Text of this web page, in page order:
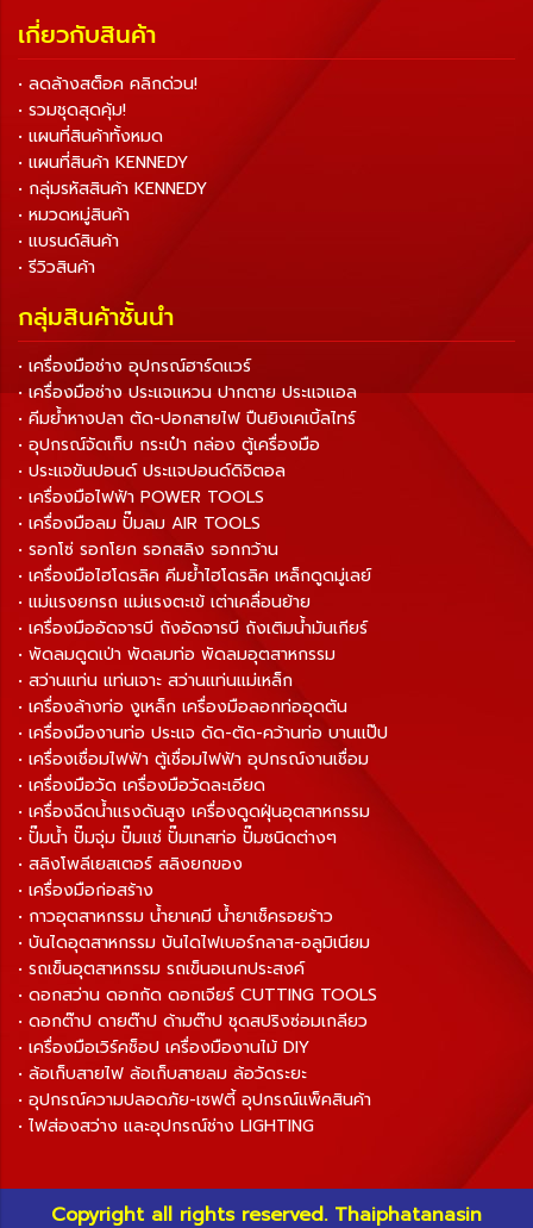
เกี่ยวกับสินค้า
• ลดล้างสต็อค คลิกด่วน!
• รวมชุดสุดคุ้ม!
• แผนที่สินค้าทั้งหมด
• แผนที่สินค้า KENNEDY
• กลุ่มรหัสสินค้า KENNEDY
• หมวดหมู่สินค้า
• แบรนด์สินค้า
• รีวิวสินค้า
กลุ่มสินค้าชั้นนำ
• เครื่องมือช่าง อุปกรณ์ฮาร์ดแวร์
• เครื่องมือช่าง ประแจแหวน ปากตาย ประแจแอล
• คีมย้ำหางปลา ตัด-ปอกสายไฟ ปืนยิงเคเบิ้ลไทร์
• อุปกรณ์จัดเก็บ กระเป๋า กล่อง ตู้เครื่องมือ
• ประแจขันปอนด์ ประแจปอนด์ดิจิตอล
• เครื่องมือไฟฟ้า POWER TOOLS
• เครื่องมือลม ปั๊มลม AIR TOOLS
• รอกโซ่ รอกโยก รอกสลิง รอกกว้าน
• เครื่องมือไฮโดรลิค คีมย้ำไฮโดรลิค เหล็กดูดมู่เลย์
• แม่แรงยกรถ แม่แรงตะเข้ เต่าเคลื่อนย้าย
• เครื่องมืออัดจารบี ถังอัดจารบี ถังเติมน้ำมันเกียร์
• พัดลมดูดเป่า พัดลมท่อ พัดลมอุตสาหกรรม
• สว่านแท่น แท่นเจาะ สว่านแท่นแม่เหล็ก
• เครื่องล้างท่อ งูเหล็ก เครื่องมือลอกท่ออุดตัน
• เครื่องมืองานท่อ ประแจ ดัด-ตัด-คว้านท่อ บานแป๊ป
• เครื่องเชื่อมไฟฟ้า ตู้เชื่อมไฟฟ้า อุปกรณ์งานเชื่อม
• เครื่องมือวัด เครื่องมือวัดละเอียด
• เครื่องฉีดน้ำแรงดันสูง เครื่องดูดฝุ่นอุตสาหกรรม
• ปั๊มน้ำ ปั๊มจุ่ม ปั๊มแช่ ปั๊มเทสท่อ ปั๊มชนิดต่างๆ
• สลิงโพลีเยสเตอร์ สลิงยกของ
• เครื่องมือก่อสร้าง
• กาวอุตสาหกรรม น้ำยาเคมี น้ำยาเช็ครอยร้าว
• บันไดอุตสาหกรรม บันไดไฟเบอร์กลาส-อลูมิเนียม
• รถเข็นอุตสาหกรรม รถเข็นอเนกประสงค์
• ดอกสว่าน ดอกกัด ดอกเจียร์ CUTTING TOOLS
• ดอกต๊าป ดายต๊าป ด้ามต๊าป ชุดสปริงซ่อมเกลียว
• เครื่องมือเวิร์คช็อป เครื่องมืองานไม้ DIY
• ล้อเก็บสายไฟ ล้อเก็บสายลม ล้อวัดระยะ
• อุปกรณ์ความปลอดภัย-เซฟตี้ อุปกรณ์แพ็คสินค้า
• ไฟส่องสว่าง และอุปกรณ์ช่าง LIGHTING
Copyright all rights reserved. Thaiphatanasin